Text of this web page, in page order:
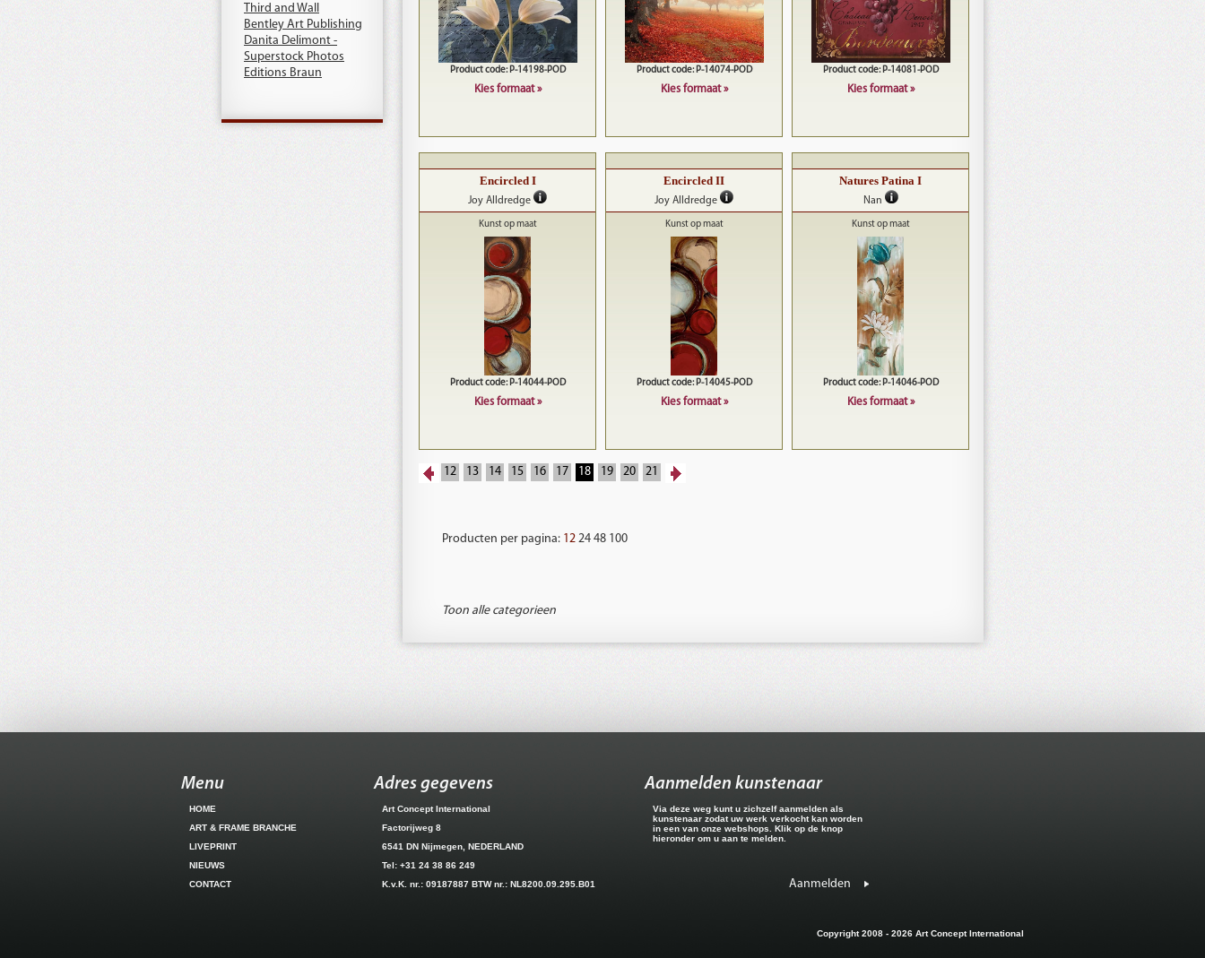
Third and Wall
Bentley Art Publishing
Danita Delimont -
Superstock Photos
Editions Braun
Product code: P-14198-POD
Kies formaat »
Product code: P-14074-POD
Kies formaat »
Product code: P-14081-POD
Kies formaat »
Encircled I
Joy Alldredge
Kunst op maat
Product code: P-14044-POD
Kies formaat »
Encircled II
Joy Alldredge
Kunst op maat
Product code: P-14045-POD
Kies formaat »
Natures Patina I
Nan
Kunst op maat
Product code: P-14046-POD
Kies formaat »
12 13 14 15 16 17 18 19 20 21
Producten per pagina: 12 24 48 100
Toon alle categorieen
Menu
HOME
ART & FRAME BRANCHE
LIVEPRINT
NIEUWS
CONTACT
Adres gegevens
Art Concept International
Factorijweg 8
6541 DN Nijmegen, NEDERLAND
Tel: +31 24 38 86 249
K.v.K. nr.: 09187887 BTW nr.: NL8200.09.295.B01
Aanmelden kunstenaar
Via deze weg kunt u zichzelf aanmelden als
kunstenaar zodat uw werk verkocht kan worden
in een van onze webshops. Klik op de knop
hieronder om u aan te melden.
Aanmelden
Copyright 2008 - 2026 Art Concept International